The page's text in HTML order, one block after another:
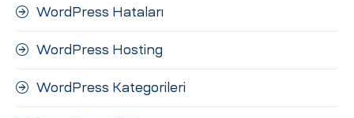
WordPress Hataları
WordPress Hosting
WordPress Kategorileri